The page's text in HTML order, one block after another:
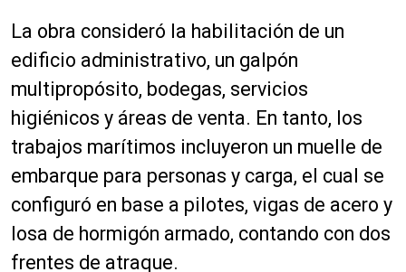
La obra consideró la habilitación de un
edificio administrativo, un galpón
multipropósito, bodegas, servicios
higiénicos y áreas de venta. En tanto, los
trabajos marítimos incluyeron un muelle de
embarque para personas y carga, el cual se
configuró en base a pilotes, vigas de acero y
losa de hormigón armado, contando con dos
frentes de atraque.